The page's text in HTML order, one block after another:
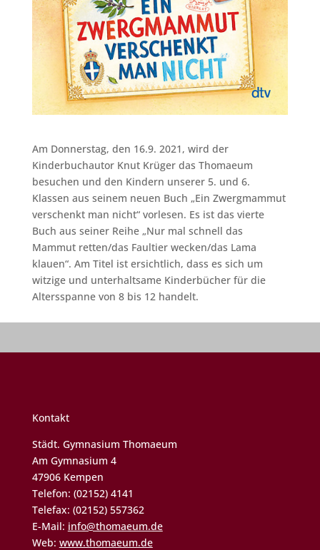
Am Donnerstag, den 16.9. 2021, wird der
Kinderbuchautor Knut Krüger das Thomaeum
besuchen und den Kindern unserer 5. und 6.
Klassen aus seinem neuen Buch „Ein Zwergmammut
verschenkt man nicht“ vorlesen. Es ist das vierte
Buch aus seiner Reihe „Nur mal schnell das
Mammut retten/das Faultier wecken/das Lama
klauen“. Am Titel ist ersichtlich, dass es sich um
witzige und unterhaltsame Kinderbücher für die
Altersspanne von 8 bis 12 handelt.
Kontakt
Städt. Gymnasium Thomaeum
Am Gymnasium 4
47906 Kempen
Telefon: (02152) 4141
Telefax: (02152) 557362
E-Mail: info@thomaeum.de
Web: www.thomaeum.de